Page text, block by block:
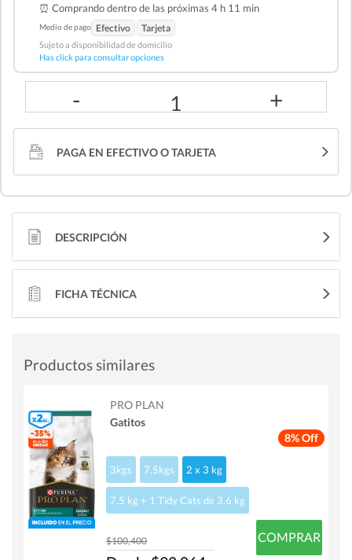
⏰ Comprando dentro de las próximas 4 h 11 min
Medio de pago Efectivo Tarjeta
Sujeto a disponibilidad de domicilio
Has click para consultar opciones
- 1 +
PAGA EN EFECTIVO O TARJETA
DESCRIPCIÓN
FICHA TÉCNICA
Productos similares
8% Off
PRO PLAN
Gatitos
3kgs 7.5kgs 2 x 3 kg
7.5 kg + 1 Tidy Cats de 3.6 kg
$100,400 COMPRAR